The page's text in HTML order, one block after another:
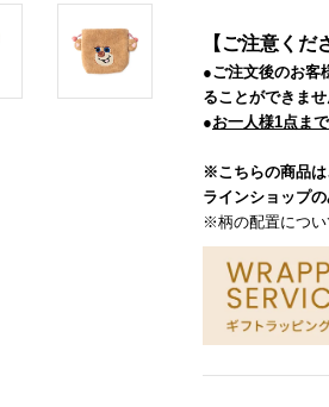
【ご注意くだ
●ご注文後のお客
ることができませ
●お一人様1点まで
※こちらの商品は
ラインショップ
※柄の配置につい